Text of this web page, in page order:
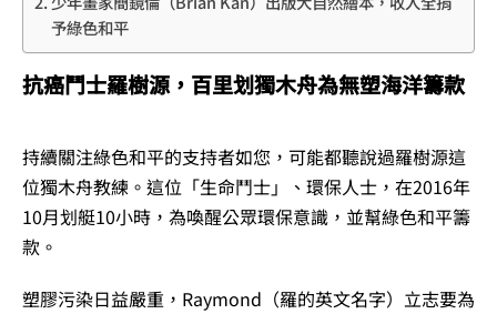
予綠色和平
抗癌鬥士羅樹源，百里划獨木舟為無塑海洋籌款
持續關注綠色和平的支持者如您，可能都聽說過羅樹源這
位獨木舟教練。這位「生命鬥士」、環保人士，在2016年
10月划艇10小時，為喚醒公眾環保意識，並幫綠色和平籌
款。
塑膠污染日益嚴重，Raymond（羅的英文名字）立志要為